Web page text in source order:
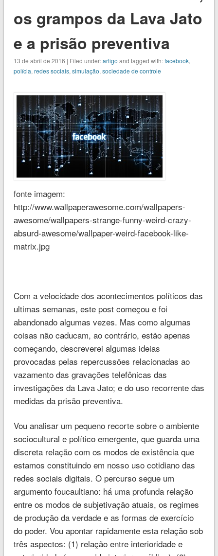
os grampos da Lava Jato
e a prisão preventiva
13 de abril de 2016 | Filed under:artigo and tagged with:facebook,
polícia, redes sociais, simulação, sociedade de controle
fonte imagem:
http://www.wallpaperawesome.com/wallpapers-
awesome/wallpapers-strange-funny-weird-crazy-
absurd-awesome/wallpaper-weird-facebook-like-
matrix.jpg
Com a velocidade dos acontecimentos políticos das
ultimas semanas, este post começou e foi
abandonado algumas vezes. Mas como algumas
coisas não caducam, ao contrário, estão apenas
começando, descreverei algumas ideias
provocadas pelas repercussões relacionadas ao
vazamento das gravações telefônicas das
investigações da Lava Jato; e do uso recorrente das
medidas da prisão preventiva.
Vou analisar um pequeno recorte sobre o ambiente
sociocultural e político emergente, que guarda uma
discreta relação com os modos de existência que
estamos constituindo em nosso uso cotidiano das
redes sociais digitais. O percurso segue um
argumento foucaultiano: há uma profunda relação
entre os modos de subjetivação atuais, os regimes
de produção da verdade e as formas de exercício
do poder. Vou apontar rapidamente esta relação sob
três aspectos: (1) relação entre interioridade e